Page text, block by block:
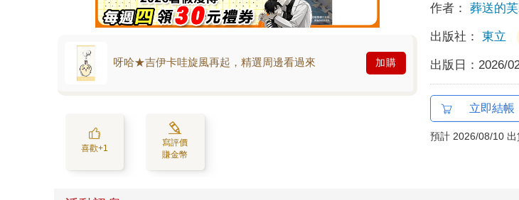
呀哈★吉伊卡哇旋風再起，精選周邊看過來 加購
喜歡+1
寫評價
賺金幣
作者： 葬送的
出版社： 東立
出版日： 2026/
立即結帳
預計 2026/08/10 出